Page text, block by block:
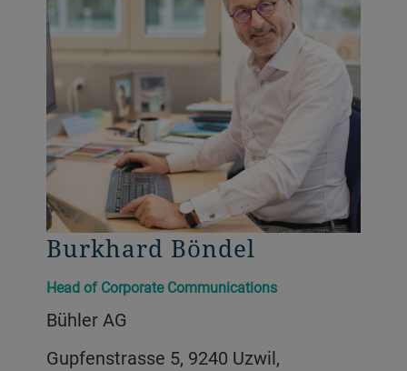
Burkhard Böndel
Head of Corporate Communications
Bühler AG
Gupfenstrasse 5, 9240 Uzwil,